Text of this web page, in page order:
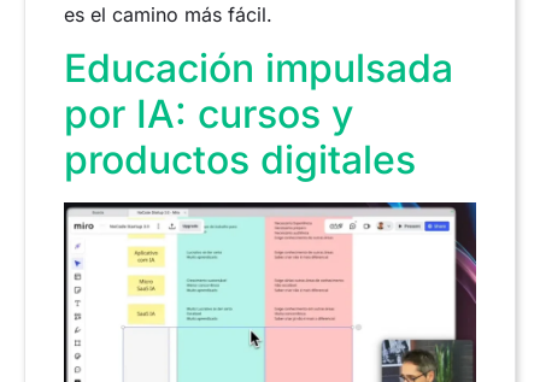
es el camino más fácil.
Educación impulsada
por IA: cursos y
productos digitales